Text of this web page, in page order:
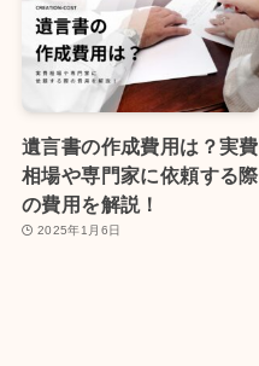
遺言書の作成費用は？実費
相場や専門家に依頼する際
の費用を解説！
2025年1月6日